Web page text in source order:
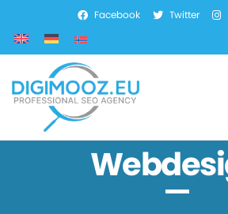
Facebook Twitter